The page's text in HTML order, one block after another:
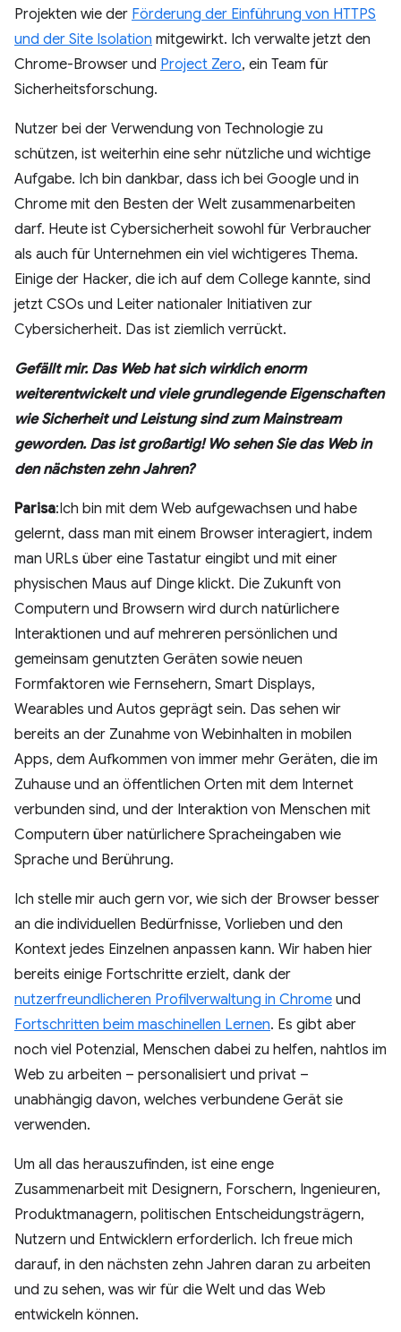
Projekten wie der Förderung der Einführung von HTTPS
und der Site Isolation mitgewirkt. Ich verwalte jetzt den
Chrome-Browser und Project Zero, ein Team für
Sicherheitsforschung.
Nutzer bei der Verwendung von Technologie zu
schützen, ist weiterhin eine sehr nützliche und wichtige
Aufgabe. Ich bin dankbar, dass ich bei Google und in
Chrome mit den Besten der Welt zusammenarbeiten
darf. Heute ist Cybersicherheit sowohl für Verbraucher
als auch für Unternehmen ein viel wichtigeres Thema.
Einige der Hacker, die ich auf dem College kannte, sind
jetzt CSOs und Leiter nationaler Initiativen zur
Cybersicherheit. Das ist ziemlich verrückt.
Gefällt mir. Das Web hat sich wirklich enorm
weiterentwickelt und viele grundlegende Eigenschaften
wie Sicherheit und Leistung sind zum Mainstream
geworden. Das ist großartig! Wo sehen Sie das Web in
den nächsten zehn Jahren?
Parisa:Ich bin mit dem Web aufgewachsen und habe
gelernt, dass man mit einem Browser interagiert, indem
man URLs über eine Tastatur eingibt und mit einer
physischen Maus auf Dinge klickt. Die Zukunft von
Computern und Browsern wird durch natürlichere
Interaktionen und auf mehreren persönlichen und
gemeinsam genutzten Geräten sowie neuen
Formfaktoren wie Fernsehern, Smart Displays,
Wearables und Autos geprägt sein. Das sehen wir
bereits an der Zunahme von Webinhalten in mobilen
Apps, dem Aufkommen von immer mehr Geräten, die im
Zuhause und an öffentlichen Orten mit dem Internet
verbunden sind, und der Interaktion von Menschen mit
Computern über natürlichere Spracheingaben wie
Sprache und Berührung.
Ich stelle mir auch gern vor, wie sich der Browser besser
an die individuellen Bedürfnisse, Vorlieben und den
Kontext jedes Einzelnen anpassen kann. Wir haben hier
bereits einige Fortschritte erzielt, dank der
nutzerfreundlicheren Profilverwaltung in Chrome und
Fortschritten beim maschinellen Lernen. Es gibt aber
noch viel Potenzial, Menschen dabei zu helfen, nahtlos im
Web zu arbeiten – personalisiert und privat –
unabhängig davon, welches verbundene Gerät sie
verwenden.
Um all das herauszufinden, ist eine enge
Zusammenarbeit mit Designern, Forschern, Ingenieuren,
Produktmanagern, politischen Entscheidungsträgern,
Nutzern und Entwicklern erforderlich. Ich freue mich
darauf, in den nächsten zehn Jahren daran zu arbeiten
und zu sehen, was wir für die Welt und das Web
entwickeln können.